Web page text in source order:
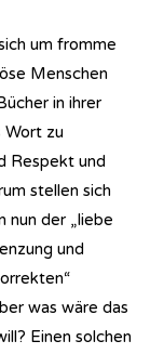
um fromme
Menschen
in ihrer
zu
Respekt und
stellen sich
nun der „liebe
und
was wäre das
Einen solchen